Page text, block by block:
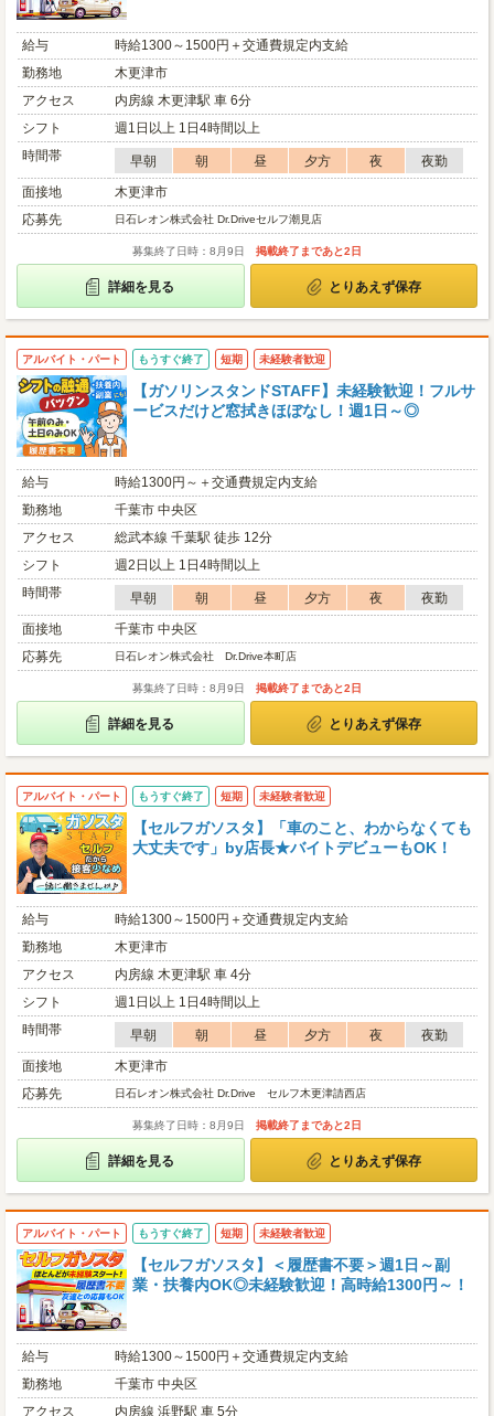
給与
時給1300～1500円＋交通費規定内支給
勤務地
木更津市
アクセス
内房線 木更津駅 車 6分
シフト
週1日以上 1日4時間以上
時間帯
早朝 朝 昼 夕方 夜
夜勤
面接地
木更津市
応募先
日石レオン株式会社 Dr.Driveセルフ潮見店
募集終了日時：8月9日 掲載終了まであと2日
詳細を見る とりあえず保存
アルバイト・パート もうすぐ終了 短期 未経験者歓迎
【ガソリンスタンドSTAFF】未経験歓迎！フルサ
ービスだけど窓拭きほぼなし！週1日～◎
給与
時給1300円～＋交通費規定内支給
勤務地
千葉市 中央区
アクセス
総武本線 千葉駅 徒歩 12分
シフト
週2日以上 1日4時間以上
時間帯
早朝 朝 昼 夕方 夜
夜勤
面接地
千葉市 中央区
応募先
日石レオン株式会社 Dr.Drive本町店
募集終了日時：8月9日 掲載終了まであと2日
詳細を見る とりあえず保存
アルバイト・パート もうすぐ終了 短期 未経験者歓迎
【セルフガソスタ】「車のこと、わからなくても
大丈夫です」by店長★バイトデビューもOK！
給与
時給1300～1500円＋交通費規定内支給
勤務地
木更津市
アクセス
内房線 木更津駅 車 4分
シフト
週1日以上 1日4時間以上
時間帯
早朝 朝 昼 夕方 夜
夜勤
面接地
木更津市
応募先
日石レオン株式会社 Dr.Drive セルフ木更津請西店
募集終了日時：8月9日 掲載終了まであと2日
詳細を見る とりあえず保存
アルバイト・パート もうすぐ終了 短期 未経験者歓迎
【セルフガソスタ】＜履歴書不要＞週1日～副
業・扶養内OK◎未経験歓迎！高時給1300円～！
給与
時給1300～1500円＋交通費規定内支給
勤務地
千葉市 中央区
アクセス
内房線 浜野駅 車 5分